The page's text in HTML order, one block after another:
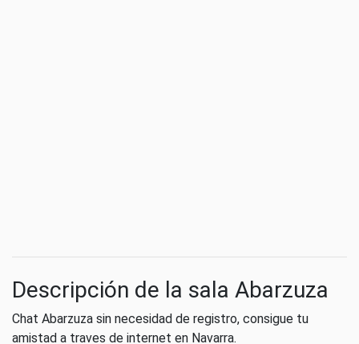
Descripción de la sala Abarzuza
Chat Abarzuza sin necesidad de registro, consigue tu
amistad a traves de internet en Navarra.